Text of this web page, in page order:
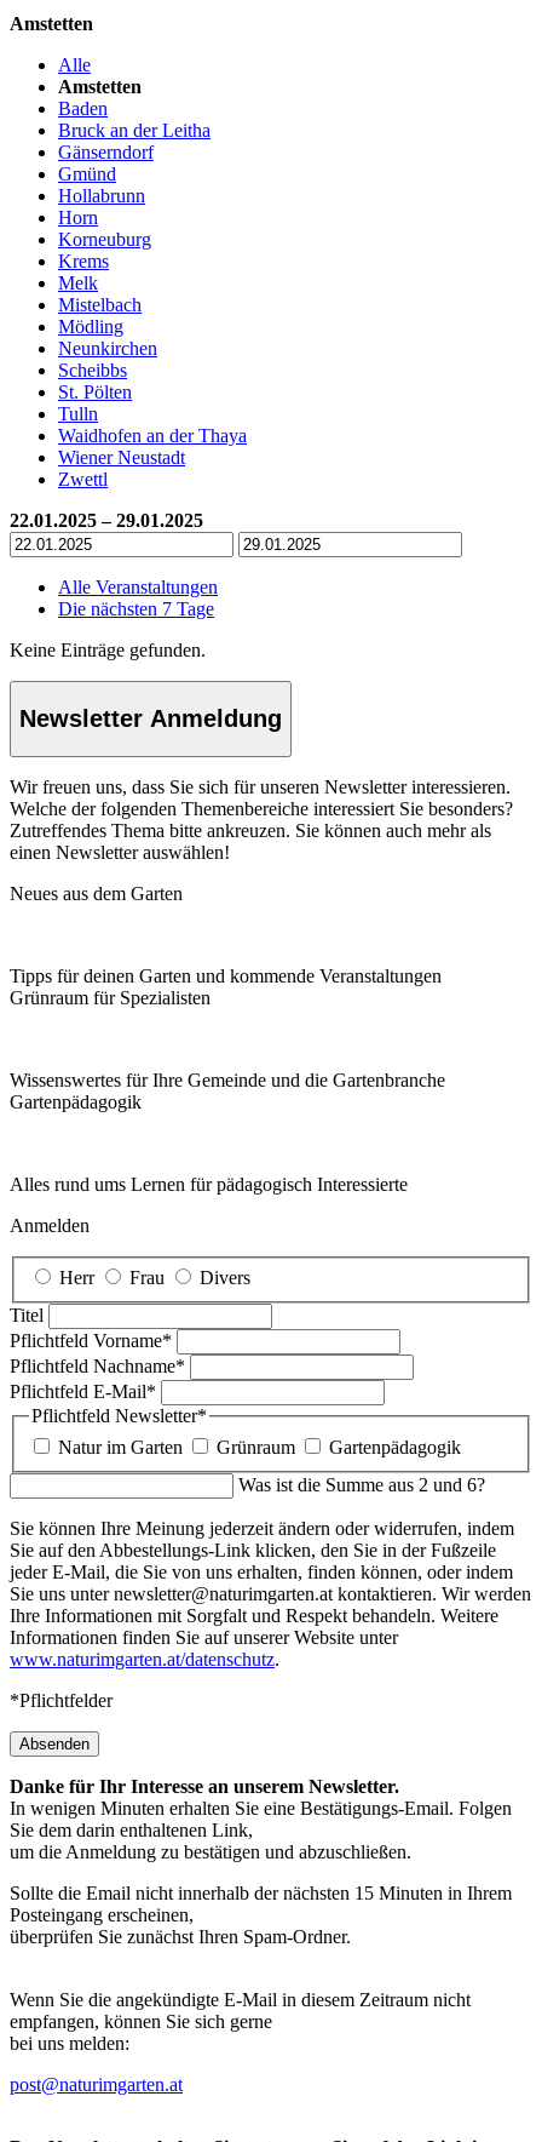
Amstetten
Alle
Amstetten
Baden
Bruck an der Leitha
Gänserndorf
Gmünd
Hollabrunn
Horn
Korneuburg
Krems
Melk
Mistelbach
Mödling
Neunkirchen
Scheibbs
St. Pölten
Tulln
Waidhofen an der Thaya
Wiener Neustadt
Zwettl
22.01.2025 – 29.01.2025
Alle Veranstaltungen
Die nächsten 7 Tage
Keine Einträge gefunden.
Newsletter Anmeldung
Wir freuen uns, dass Sie sich für unseren Newsletter interessieren.
Welche der folgenden Themenbereiche interessiert Sie besonders?
Zutreffendes Thema bitte ankreuzen. Sie können auch mehr als
einen Newsletter auswählen!
Neues aus dem Garten
Tipps für deinen Garten und kommende Veranstaltungen
Grünraum für Spezialisten
Wissenswertes für Ihre Gemeinde und die Gartenbranche
Garten­pädagogik
Alles rund ums Lernen für pädagogisch Interessierte
Anmelden
Herr Frau
Divers
Titel
Pflichtfeld Vorname*
Pflichtfeld Nachname*
Pflichtfeld E-Mail*
Pflichtfeld Newsletter*
Natur im Garten
Grünraum
Gartenpädagogik
Was ist die Summe aus 2 und 6?
Sie können Ihre Meinung jederzeit ändern oder widerrufen, indem
Sie auf den Abbestellungs-Link klicken, den Sie in der Fußzeile
jeder E-Mail, die Sie von uns erhalten, finden können, oder indem
Sie uns unter newsletter@naturimgarten.at kontaktieren. Wir werden
Ihre Informationen mit Sorgfalt und Respekt behandeln. Weitere
Informationen finden Sie auf unserer Website unter
www.naturimgarten.at/datenschutz.
*Pflichtfelder
Absenden
Danke für Ihr Interesse an unserem Newsletter.
In wenigen Minuten erhalten Sie eine Bestätigungs-Email. Folgen
Sie dem darin enthaltenen Link,
um die Anmeldung zu bestätigen und abzuschließen.
Sollte die Email nicht innerhalb der nächsten 15 Minuten in Ihrem
Posteingang erscheinen,
überprüfen Sie zunächst Ihren Spam-Ordner.
Wenn Sie die angekündigte E-Mail in diesem Zeitraum nicht
empfangen, können Sie sich gerne
bei uns melden:
post@naturimgarten.at